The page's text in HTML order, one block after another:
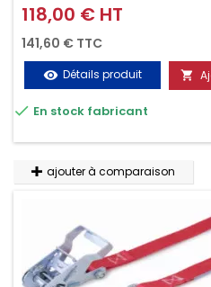
d’arrimer le chargement sur la
minute.
Prix
118,00 € HT
141,60 € TTC
visibility Détails produit 
 En stock fabricant
ajouter à comparaison